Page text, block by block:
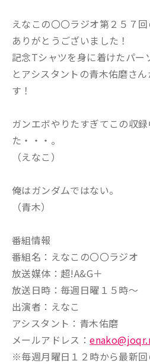
えなこの〇〇ラジオ第２５７
ありがとうございました！
記念Tシャツを身に着けたパー
とアシスタントの青木佑磨さ
す！
ガンエボやりたすぎてこの収
た・・・。
（えなこ）
俺はガンダムではない。
（青木）
番組情報
番組名：えなこの〇〇ラジオ
放送媒体：超!A&G＋
放送日時：毎週日曜１５時～
出演者：えなこ
アシスタント：青木佑磨
メールアドレス：
※毎週月曜日１２時から最新